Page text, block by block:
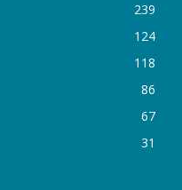
239
124
118
86
67
31